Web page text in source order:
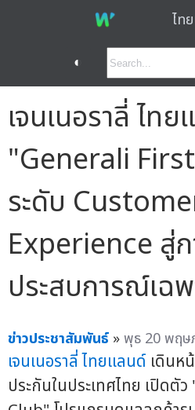
ไทย
◐
เจนเนอราลี่ ไท
"Generali
ระดับ
Experience สู่
ประสบการณ์เฉ
ข่าวประชาสัมพันธ์ »พุธ 20 พฤษ
เจนเนอราลี่ ไทยแลนด์ เดินห
ประกันในประเทศไทย เปิด